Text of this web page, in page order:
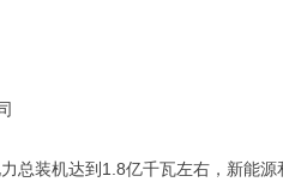
总装机达到1.8亿千瓦左右，新能